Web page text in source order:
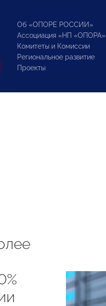
Об «ОПОРЕ РОССИИ»
Ассоциация «НП «ОПОРА»
Комитеты и Комиссии
Региональное развитие
Проекты